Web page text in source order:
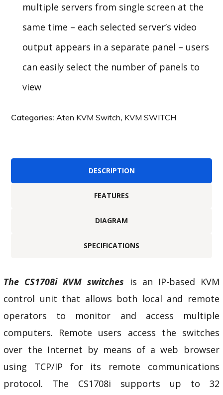
multiple servers from single screen at the
same time – each selected server’s video
output appears in a separate panel – users
can easily select the number of panels to
view
Categories: Aten KVM Switch, KVM SWITCH
DESCRIPTION
FEATURES
DIAGRAM
SPECIFICATIONS
The CS1708i KVM switches is an IP-based KVM
control unit that allows both local and remote
operators to monitor and access multiple
computers. Remote users access the switches
over the Internet by means of a web browser
using TCP/IP for its remote communications
protocol. The CS1708i supports up to 32